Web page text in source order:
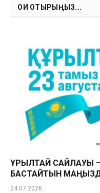
ОҚИ ОТЫРЫҢЫЗ...
ҚҰРЫЛТАЙ САЙЛАУЫ
БАСТАЙТЫН
24.07.2026